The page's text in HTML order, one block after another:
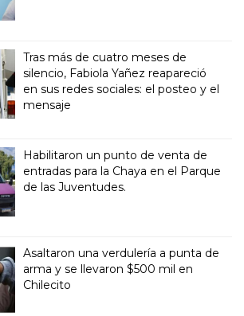
Tras más de cuatro meses de
silencio, Fabiola Yañez reapareció
en sus redes sociales: el posteo y el
mensaje
Habilitaron un punto de venta de
entradas para la Chaya en el Parque
de las Juventudes.
Asaltaron una verdulería a punta de
arma y se llevaron $500 mil en
Chilecito